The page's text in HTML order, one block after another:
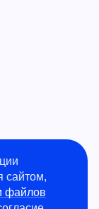
сайтом,
файлов